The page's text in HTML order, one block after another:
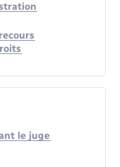
le juge